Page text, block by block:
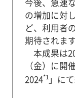
今後、急速
の増加に対
ど、利用者
期待されます
本成果は
（金）に開
2024*1」に